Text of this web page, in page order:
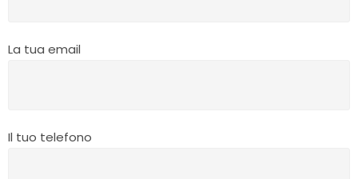
La tua email
Il tuo telefono